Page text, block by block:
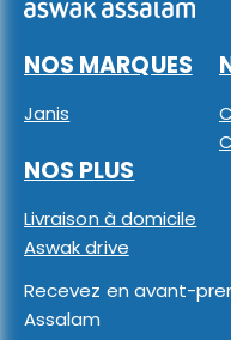
NOS MARQUES
Janis
NOS PLUS
Livraison à domicile
Aswak drive
Recevez en avant-
Assalam